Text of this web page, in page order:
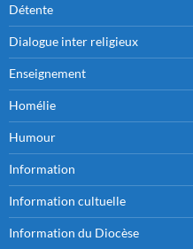
Détente
Dialogue inter religieux
Enseignement
Homélie
Humour
Information
Information cultuelle
Information du Diocèse